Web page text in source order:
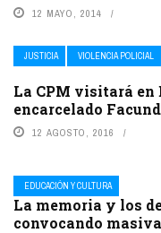
12 MAYO, 2014
JUSTICIA VIOLENCIA POLICIAL
La CPM visitará en
encarcelado
12 AGOSTO, 2016
EDUCACIÓN Y CULTURA
La memoria y los
convocando